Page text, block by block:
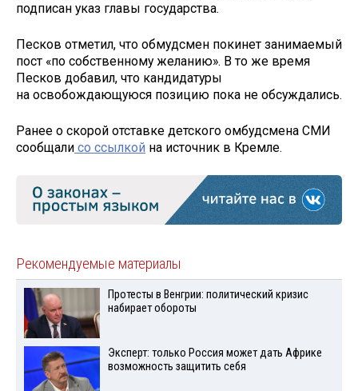
подписан указ главы государства.
Песков отметил, что обмудсмен покинет занимаемый
пост «по собственному желанию». В то же время
Песков добавил, что кандидатуры
на освобождающуюся позицию пока не обсуждались.
Ранее о скорой отставке детского омбудсмена СМИ
сообщали со ссылкой на источник в Кремле.
Рекомендуемые материалы
Протесты в Венгрии: политический кризис
набирает обороты
Эксперт: только Россия может дать Африке
возможность защитить себя